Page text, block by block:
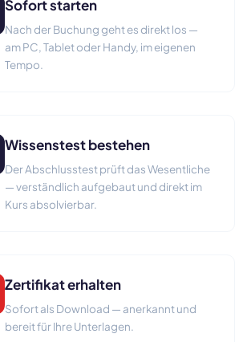
Sofort starten
Nach der Buchung geht es direkt los —
am PC, Tablet oder Handy, im eigenen
Tempo.
Wissenstest bestehen
Der Abschlusstest prüft das Wesentliche
— verständlich aufgebaut und direkt im
Kurs absolvierbar.
Zertifikat erhalten
Sofort als Download — anerkannt und
bereit für Ihre Unterlagen.